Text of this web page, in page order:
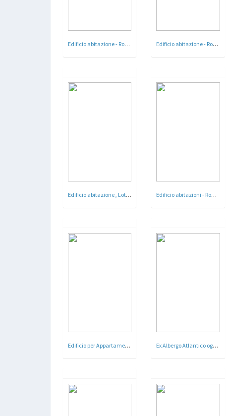
Edificio abitazione - Roma - 1928 - 30 Edificio abitazione - Roma - 1931
Edificio abitazione , Lotto 8 - Roma - 1923 - 26 Edificio abitazioni - Roma - Arch. Pietro Lombardi , F. Nori - 1929
Edificio per AppartamentiÂ a Roma Ex Albergo Atlantico oggi Bettoja Atlantico Hotel - Roma - Arch. Mario Loreti - 1934